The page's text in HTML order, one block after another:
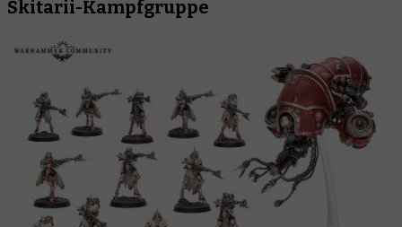
Skitarii-Kampfgruppe